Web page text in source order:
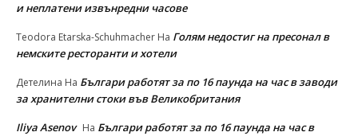
и неплатени извънредни часове
Teodora Etarska-Schuhmacher На Голям недостиг на пресонал в
немските ресторанти и хотели
Детелина На Българи работят за по 16 паунда на час в заводи
за хранителни стоки във Великобритания
Iliya Asenov На Българи работят за по 16 паунда на час в